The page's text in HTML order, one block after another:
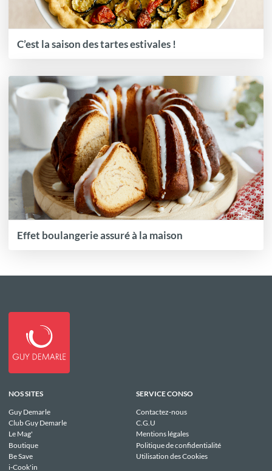
C’est la saison des tartes estivales !
Effet boulangerie assuré à la maison
NOS SITES
Guy Demarle
Club Guy Demarle
Le Mag'
Boutique
Be Save
i-Cook'in
SERVICE CONSO
Contactez-nous
C.G.U
Mentions légales
Politique de confidentialité
Utilisation des Cookies